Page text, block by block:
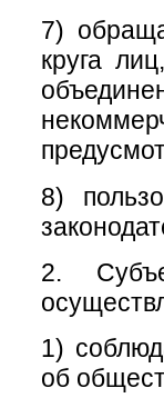
7)
круга
8)
2.
1)
об